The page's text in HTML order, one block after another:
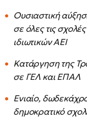
Ουσιαστική
σε όλες τις
ιδιωτικών ΑΕΙ
Κατάργηση της
σε ΓΕΛ και ΕΠΑΛ
Ενιαίο,
δημοκρατικό